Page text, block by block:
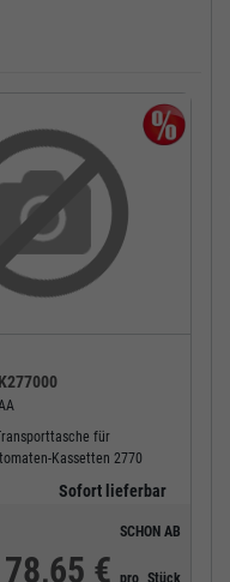
für
Kassetten 2770
Sofort lieferbar
SCHON AB
78,65 € pro Stück